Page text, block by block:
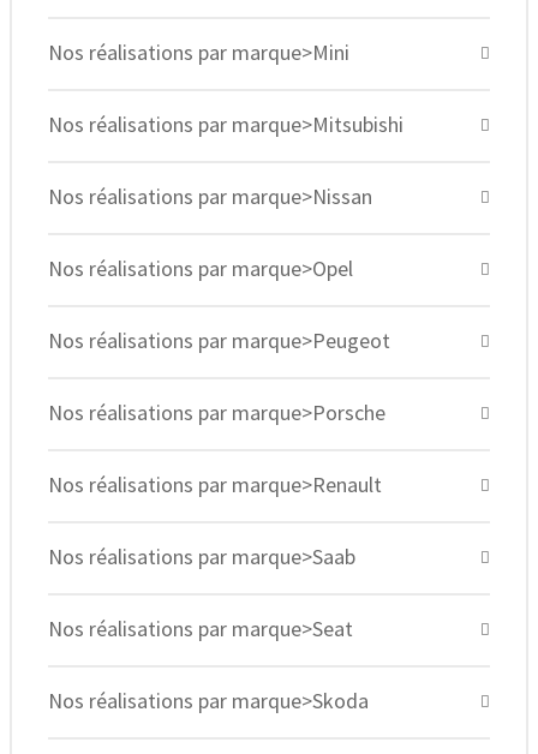
Nos réalisations par marque>Mini
Nos réalisations par marque>Mitsubishi
Nos réalisations par marque>Nissan
Nos réalisations par marque>Opel
Nos réalisations par marque>Peugeot
Nos réalisations par marque>Porsche
Nos réalisations par marque>Renault
Nos réalisations par marque>Saab
Nos réalisations par marque>Seat
Nos réalisations par marque>Skoda